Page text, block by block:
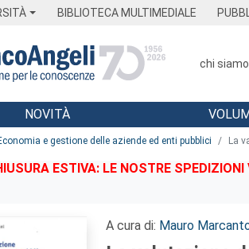
BIBLIOTECA MULTIMEDIALE
chi siamo
NOVITÀ
e gestione delle aziende ed enti pubblici La
ESTIVA: LE NOSTRE
A cura di: Mauro